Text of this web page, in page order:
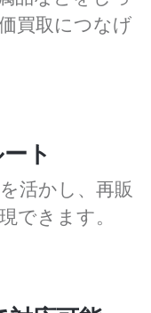
買取につなげ
ト
活かし、再販
できます。